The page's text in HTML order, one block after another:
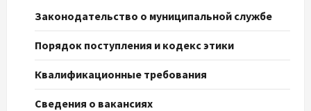
Законодательство о муниципальной службе
Порядок поступления и кодекс этики
Квалификационные требования
Сведения о вакансиях